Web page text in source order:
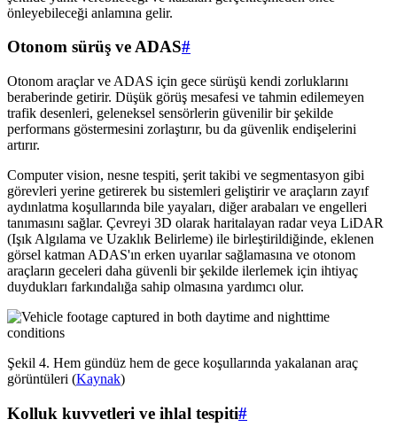
önleyebileceği anlamına gelir.
Otonom sürüş ve ADAS#
Otonom araçlar ve ADAS için gece sürüşü kendi zorluklarını
beraberinde getirir. Düşük görüş mesafesi ve tahmin edilemeyen
trafik desenleri, geleneksel sensörlerin güvenilir bir şekilde
performans göstermesini zorlaştırır, bu da güvenlik endişelerini
artırır.
Computer vision, nesne tespiti, şerit takibi ve segmentasyon gibi
görevleri yerine getirerek bu sistemleri geliştirir ve araçların zayıf
aydınlatma koşullarında bile yayaları, diğer arabaları ve engelleri
tanımasını sağlar. Çevreyi 3D olarak haritalayan radar veya LiDAR
(Işık Algılama ve Uzaklık Belirleme) ile birleştirildiğinde, eklenen
görsel katman ADAS'ın erken uyarılar sağlamasına ve otonom
araçların geceleri daha güvenli bir şekilde ilerlemek için ihtiyaç
duydukları farkındalığa sahip olmasına yardımcı olur.
Şekil 4. Hem gündüz hem de gece koşullarında yakalanan araç
görüntüleri (Kaynak)
Kolluk kuvvetleri ve ihlal tespiti#